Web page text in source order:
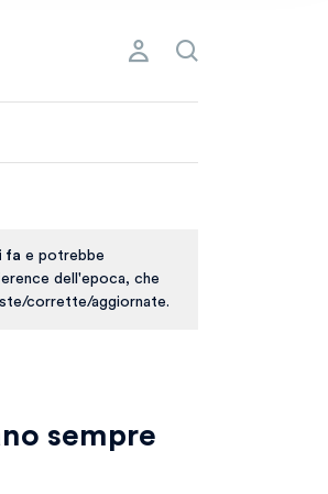
fa e potrebbe
dell'epoca, che
corrette/aggiornate.
sempre